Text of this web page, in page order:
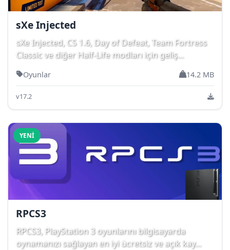
sXe Injected
sXe Injected, CS 1.6, Day of Defeat, Team Fortress
Classic ve diğer Half-Life modları için geliş...
Oyunlar 14.2 MB
v17.2
YENI
RPCS3
RPCS3, PlayStation 3 oyunlarını bilgisayarda
oynamanızı sağlayan en iyi ücretsiz ve açık kay...